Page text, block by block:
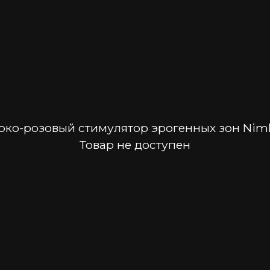
розовый стимулятор эрогенных зон
Товар не доступен